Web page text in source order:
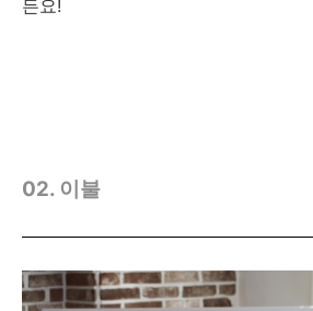
든요!
02. 이불